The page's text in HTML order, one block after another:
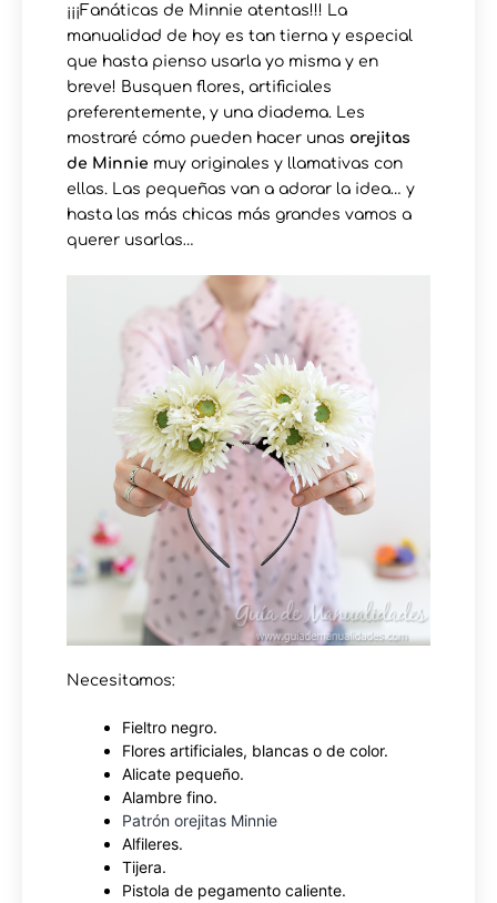
¡¡¡Fanáticas de Minnie atentas!!! La
manualidad de hoy es tan tierna y especial
que hasta pienso usarla yo misma y en
breve! Busquen flores, artificiales
preferentemente, y una diadema. Les
mostraré cómo pueden hacer unas orejitas
de Minnie muy originales y llamativas con
ellas. Las pequeñas van a adorar la idea… y
hasta las más chicas más grandes vamos a
querer usarlas…
Necesitamos:
Fieltro negro.
Flores artificiales, blancas o de color.
Alicate pequeño.
Alambre fino.
Patrón orejitas Minnie
Alfileres.
Tijera.
Pistola de pegamento caliente.